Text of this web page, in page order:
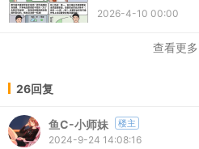
2026-4-10 00:00
查看更多
26回复
鱼C-小师妹 楼主
2024-9-24 14:08:16